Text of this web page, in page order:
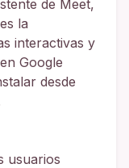
de Meet,
la
interactivas y
Google
desde
usuarios